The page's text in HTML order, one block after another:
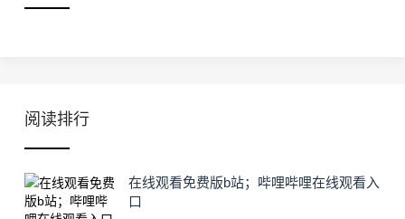
阅读排行
在线观看免费版b站；哔哩哔哩在线观看入
口